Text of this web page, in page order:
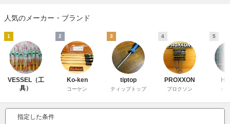
人気のメーカー・ブランド
1
VESSEL（工
具）
2
Ko-ken
コーケン
3
tiptop
ティップトップ
4
PROXXON
プロクソン
5
ハ
指定した条件